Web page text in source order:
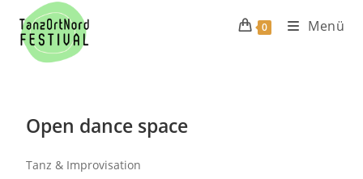
0 Menü
Open dance space
Tanz & Improvisation